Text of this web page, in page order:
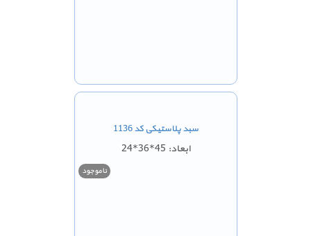
سبد پلاستیکی کد 1136
ابعاد: 45*36*24
ناموجود